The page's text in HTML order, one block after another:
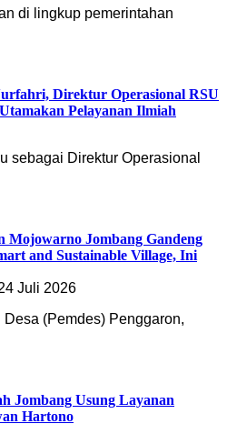
di lingkup pemerintahan
Direktur Operasional RSU
Pelayanan Ilmiah
sebagai Direktur Operasional
Mojowarno Jombang Gandeng
and Sustainable Village, Ini
Juli 2026
(Pemdes) Penggaron,
Jombang Usung Layanan
Hartono